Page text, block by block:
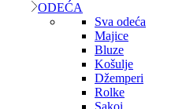
ODEĆA
Sva odeća
Majice
Bluze
Košulje
Džemperi
Rolke
Sakoi